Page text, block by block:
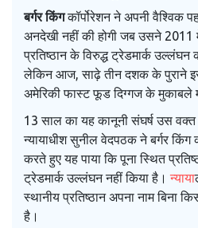
बर्गर किंगकॉर्पोरेशन ने अपनी वैश्विक
अनदेखी नहीं की होगी जब उसने 2011
प्रतिष्ठान के विरुद्ध ट्रेडमार्क उल्लंघन
लेकिन आज, साढ़े तीन दशक के पुराने इस
अमेरिकी फास्ट फूड दिग्गज के मुकाबले
13 साल का यह कानूनी संघर्ष उस
न्यायाधीश सुनील वेदपठक ने बर्गर किंग
करते हुए यह पाया कि पूना स्थित
ट्रेडमार्क उल्लंघन नहीं किया है। न्याय
स्थानीय प्रतिष्ठान अपना नाम बिना
है।